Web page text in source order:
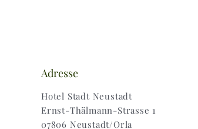
Adresse
Hotel Stadt Neustadt
Ernst-Thälmann-Strasse 1
07806 Neustadt/Orla